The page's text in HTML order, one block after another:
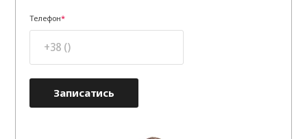
Телефон
Записатись